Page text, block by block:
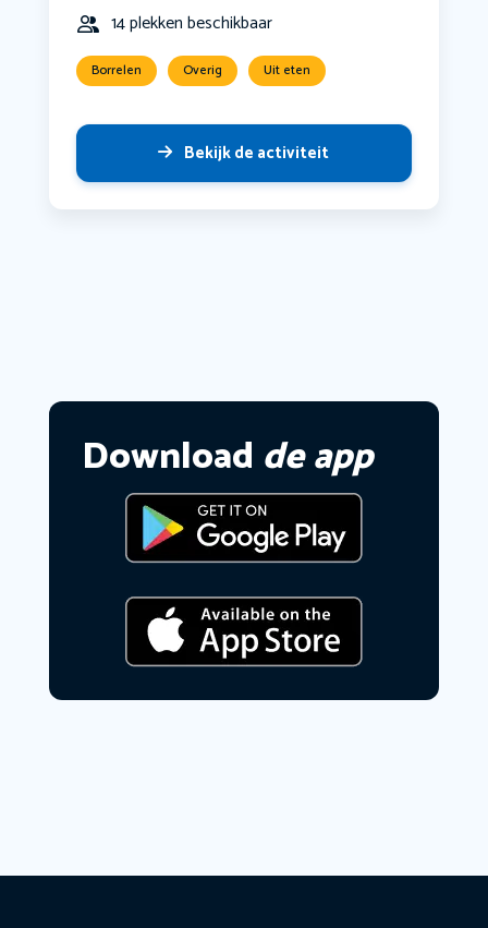
14 plekken beschikbaar
Borrelen Overig Uit eten
Bekijk de activiteit
Download de app